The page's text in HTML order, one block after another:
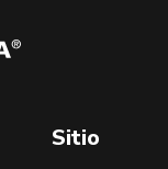
Sitio